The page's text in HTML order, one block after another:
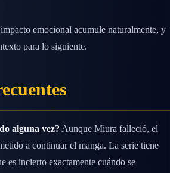
emocional acumule naturalmente, y
para lo siguiente.
alguna vez? Aunque Miura falleció, el
a continuar el manga. La serie tiene
es incierto exactamente cuándo se